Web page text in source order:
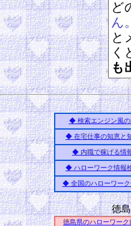
ど
ん。
と
く
も
◆ 検索エンジン風の
◆ 在宅仕事の知恵と
◆ 内職で稼げる情
◆ ハローワーク情報
◆ 全国のハローワーク
徳
徳島県のハローワーク